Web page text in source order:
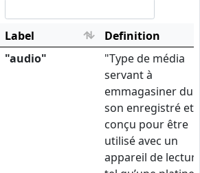
Label
Definition
"audio"
"Type de média
servant à
emmagasiner du
son enregistré et
conçu pour être
utilisé avec un
appareil de